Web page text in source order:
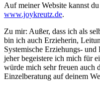
Auf meiner Website kannst
www.joykreutz.de.
Zu mir: Außer, dass ich als
bin ich auch Erzieherin,
Systemische Erziehungs-
jeher begeistere ich mich für
würde mich sehr freuen auch
Einzelberatung auf deinem